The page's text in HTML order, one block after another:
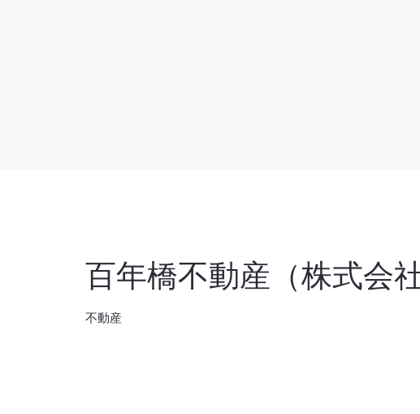
百年橋不動産（株式会
不動産